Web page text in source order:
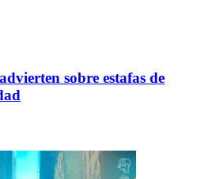
sobre estafas de